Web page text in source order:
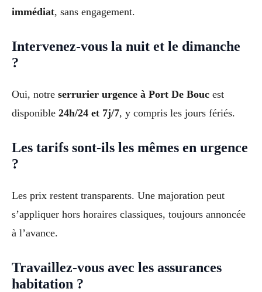
immédiat, sans engagement.
Intervenez-vous la nuit et le dimanche
?
Oui, notre serrurier urgence à Port De Bouc est
disponible 24h/24 et 7j/7, y compris les jours fériés.
Les tarifs sont-ils les mêmes en urgence
?
Les prix restent transparents. Une majoration peut
s’appliquer hors horaires classiques, toujours annoncée
à l’avance.
Travaillez-vous avec les assurances
habitation ?